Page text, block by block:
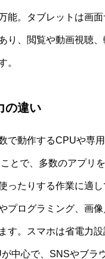
能。タブレットは画
り、閲覧や動画視聴
。
の違い
で動作するCPUや専
とで、多数のアプリ
ったりする作業に適
プログラミング、画
す。スマホは省電力
中心で、SNSやブラ